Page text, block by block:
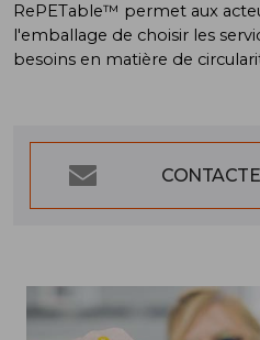
RePETable™ permet aux
l'emballage de choisir les
besoins en matière de